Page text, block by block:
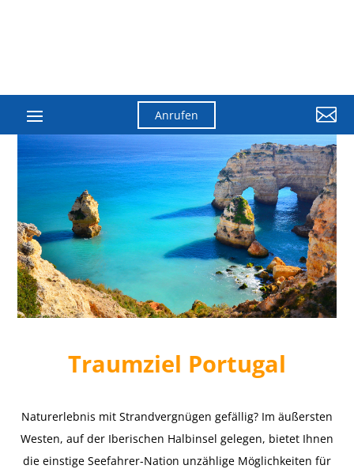
Anrufen 
Traumziel Portugal
Naturerlebnis mit Strandvergnügen gefällig? Im äußersten
Westen, auf der Iberischen Halbinsel gelegen, bietet Ihnen
die einstige Seefahrer-Nation unzählige Möglichkeiten für